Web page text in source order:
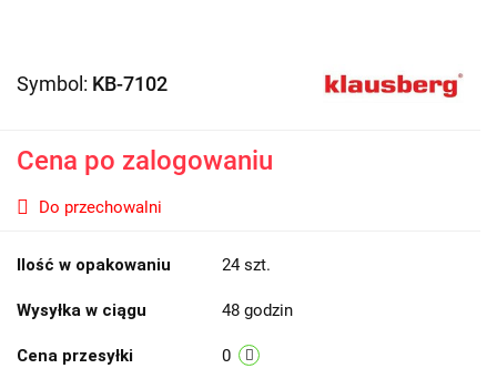
Symbol: KB-7102
Cena po zalogowaniu
Do przechowalni
Ilość w opakowaniu 24 szt.
Wysyłka w ciągu 48 godzin
Cena przesyłki 0